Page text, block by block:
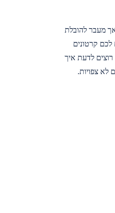
מעבר להובלת
קרטונים
לדעת איך
לא צפויות.